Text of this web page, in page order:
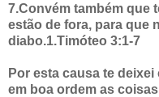
7.Convém também que
estão de fora, para que
diabo.1.Timóteo 3:1-7
Por esta causa te
em boa ordem as